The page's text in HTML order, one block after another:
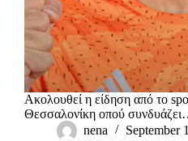
Ακολουθεί η είδηση από το
Θεσσαλονίκη οπού
nena
September